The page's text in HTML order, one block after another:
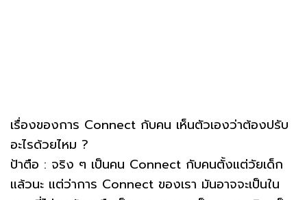
เรื่องของการ Connect กับคน เห็นตัวเองว่าต้องปรับ
อะไรด้วยไหม ?
ป้าตือ : จริง ๆ เป็นคน Connect กับคนตั้งแต่วัยเด็ก
แล้วนะ แต่ว่าการ Connect ของเรา มันอาจจะเป็นใน